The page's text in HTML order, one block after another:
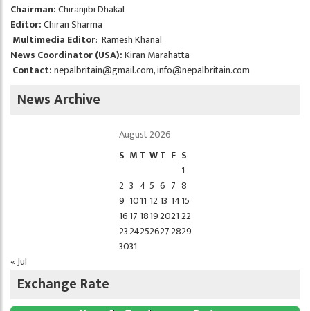
Chairman:Chiranjibi Dhakal
Editor:Chiran Sharma
Multimedia Editor: Ramesh Khanal
News Coordinator (USA):Kiran Marahatta
Contact:nepalbritain@gmail.com,info@nepalbritain.com
News Archive
August 2026
S M T WT F S
1
2 3 4 5 6 7 8
9 1011 12 13 1415
1617 1819202122
23242526272829
3031
« Jul
Exchange Rate